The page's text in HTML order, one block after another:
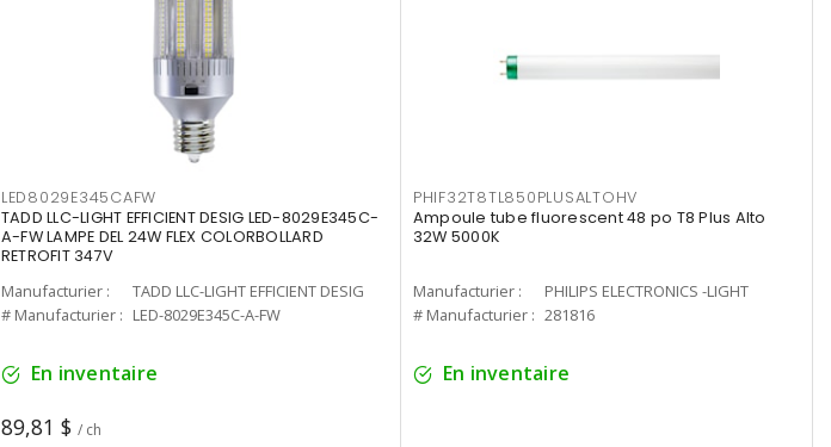
LED8029E345CAFW
TADD LLC-LIGHT EFFICIENT DESIG LED-8029E345C-
A-FW LAMPE DEL 24W FLEX COLORBOLLARD
RETROFIT 347V
Manufacturier :
TADD LLC-LIGHT EFFICIENT DESIG
# Manufacturier : LED-8029E345C-A-FW
En inventaire
89,81 $ / ch
PHIF32T8TL850PLUSALTOHV
Ampoule tube fluorescent 48 po T8 Plus Alto
32W 5000K
Manufacturier :
PHILIPS ELECTRONICS -LIGHT
# Manufacturier : 281816
En inventaire